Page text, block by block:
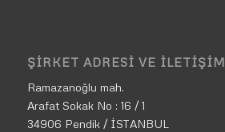
ŞIRKET ADRESI VE İLETIŞIM
Ramazanoğlu mah.
Arafat Sokak No : 16 / 1
34906 Pendik / İSTANBUL